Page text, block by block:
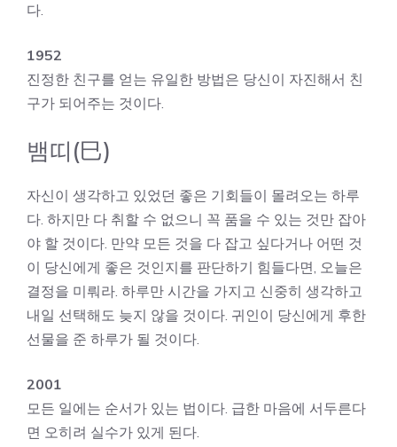
다.
1952
진정한 친구를 얻는 유일한 방법은 당신이 자진해서 친
구가 되어주는 것이다.
뱀띠(巳)
자신이 생각하고 있었던 좋은 기회들이 몰려오는 하루
다. 하지만 다 취할 수 없으니 꼭 품을 수 있는 것만 잡아
야 할 것이다. 만약 모든 것을 다 잡고 싶다거나 어떤 것
이 당신에게 좋은 것인지를 판단하기 힘들다면, 오늘은
결정을 미뤄라. 하루만 시간을 가지고 신중히 생각하고
내일 선택해도 늦지 않을 것이다. 귀인이 당신에게 후한
선물을 준 하루가 될 것이다.
2001
모든 일에는 순서가 있는 법이다. 급한 마음에 서두른다
면 오히려 실수가 있게 된다.